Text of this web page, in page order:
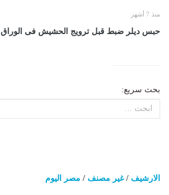
منذ 7 أشهر
حبس ديلر ضبط قبل ترويج الحشيش فى الوراق 4 أيام
بحث سريع:
الارشيف /غير مصنف / مصر اليوم